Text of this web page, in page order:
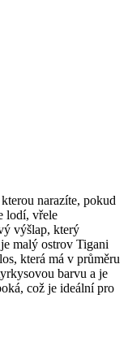
kterou narazíte, pokud
lodí, vřele
výšlap, který
malý ostrov Tigani
která má v průměru
barvu a je
což je ideální pro